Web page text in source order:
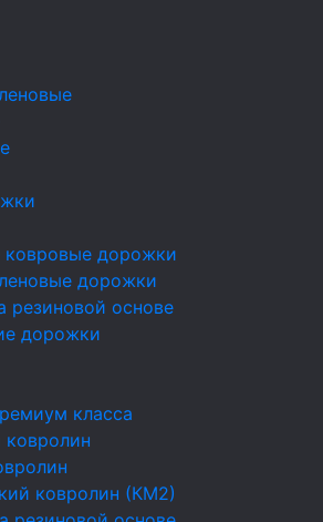
дорожки
дорожки
резиновой основе
дорожки
класса
ковролин (КМ2)